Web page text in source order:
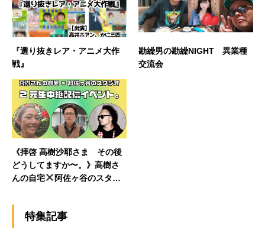
『選り抜きレア・アニメ大作
戦』
勘繰男の勘繰NIGHT 異業種
交流会
《拝啓 高樹沙耶さま その後
どうしてますか〜。》高樹さ
んの自宅
阿佐ヶ谷のスタジ
特集記事